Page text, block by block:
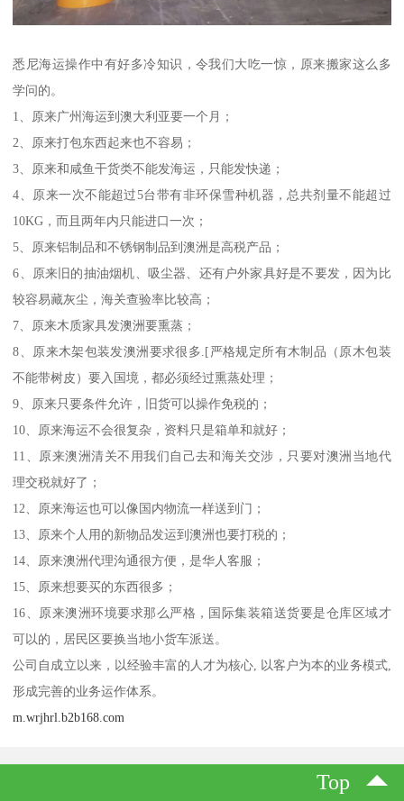
悉尼海运操作中有好多冷知识，令我们大吃一惊，原来搬家这么多
学问的。
1、原来广州海运到澳大利亚要一个月；
2、原来打包东西起来也不容易；
3、原来和咸鱼干货类不能发海运，只能发快递；
4、原来一次不能超过5台带有非环保雪种机器，总共剂量不能超过
10KG，而且两年内只能进口一次；
5、原来铝制品和不锈钢制品到澳洲是高税产品；
6、原来旧的抽油烟机、吸尘器、还有户外家具好是不要发，因为比
较容易藏灰尘，海关查验率比较高；
7、原来木质家具发澳洲要熏蒸；
8、原来木架包装发澳洲要求很多.[严格规定所有木制品（原木包装
不能带树皮）要入国境，都必须经过熏蒸处理；
9、原来只要条件允许，旧货可以操作免税的；
10、原来海运不会很复杂，资料只是箱单和就好；
11、原来澳洲清关不用我们自己去和海关交涉，只要对澳洲当地代
理交税就好了；
12、原来海运也可以像国内物流一样送到门；
13、原来个人用的新物品发运到澳洲也要打税的；
14、原来澳洲代理沟通很方便，是华人客服；
15、原来想要买的东西很多；
16、原来澳洲环境要求那么严格，国际集装箱送货要是仓库区域才
可以的，居民区要换当地小货车派送。
公司自成立以来，以经验丰富的人才为核心, 以客户为本的业务模式,
形成完善的业务运作体系。
m.wrjhrl.b2b168.com
Top